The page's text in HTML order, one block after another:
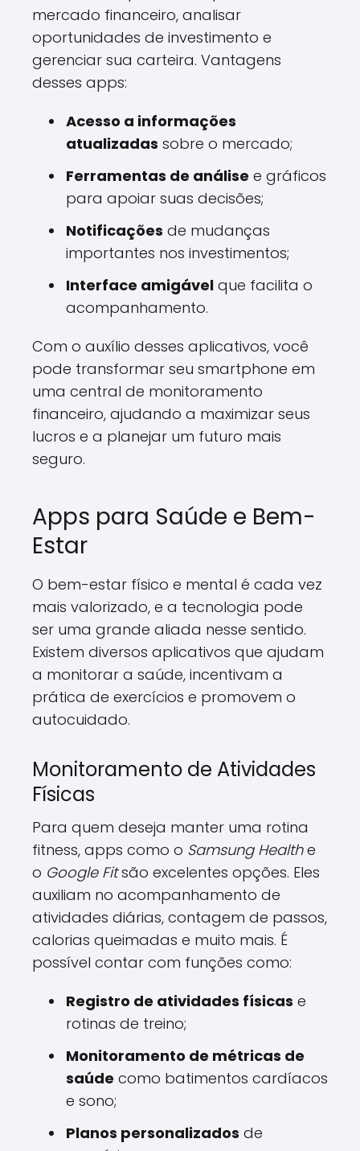
mercado financeiro, analisar
oportunidades de investimento e
gerenciar sua carteira. Vantagens
desses apps:
Acesso a informações
atualizadas sobre o mercado;
Ferramentas de análise e gráficos
para apoiar suas decisões;
Notificações de mudanças
importantes nos investimentos;
Interface amigável que facilita o
acompanhamento.
Com o auxílio desses aplicativos, você
pode transformar seu smartphone em
uma central de monitoramento
financeiro, ajudando a maximizar seus
lucros e a planejar um futuro mais
seguro.
Apps para Saúde e Bem-
Estar
O bem-estar físico e mental é cada vez
mais valorizado, e a tecnologia pode
ser uma grande aliada nesse sentido.
Existem diversos aplicativos que ajudam
a monitorar a saúde, incentivam a
prática de exercícios e promovem o
autocuidado.
Monitoramento de Atividades
Físicas
Para quem deseja manter uma rotina
fitness, apps como o Samsung Healthe
o Google Fitsão excelentes opções. Eles
auxiliam no acompanhamento de
atividades diárias, contagem de passos,
calorias queimadas e muito mais. É
possível contar com funções como:
Registro de atividades físicas e
rotinas de treino;
Monitoramento de métricas de
saúde como batimentos cardíacos
e sono;
Planos personalizados de